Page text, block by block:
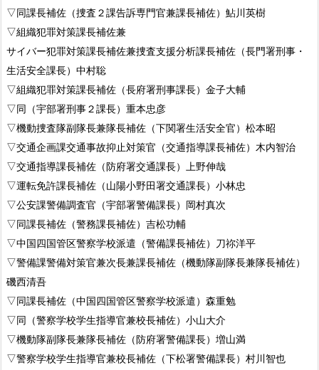
▽同課長補佐（捜査２課告訴専門官兼課長補佐）鮎川英樹
▽組織犯罪対策課長補佐兼
サイバー犯罪対策課長補佐兼捜査支援分析課長補佐（長門署刑事・
生活安全課長）中村聡
▽組織犯罪対策課長補佐（長府署刑事課長）金子大輔
▽同（宇部署刑事２課長）重本忠彦
▽機動捜査隊副隊長兼隊長補佐（下関署生活安全官）松本昭
▽交通企画課交通事故抑止対策官（交通指導課長補佐）木内智治
▽交通指導課長補佐（防府署交通課長）上野伸哉
▽運転免許課長補佐（山陽小野田署交通課長）小林忠
▽公安課警備調査官（宇部署警備課長）岡村真次
▽同課長補佐（警務課長補佐）吉松功輔
▽中国四国管区警察学校派遣（警備課長補佐）刀祢洋平
▽警備課警備対策官兼次長兼課長補佐（機動隊副隊長兼隊長補佐）
磯西清吾
▽同課長補佐（中国四国管区警察学校派遣）森重勉
▽同（警察学校学生指導官兼校長補佐）小山大介
▽機動隊副隊長兼隊長補佐（防府署警備課長）増山満
▽警察学校学生指導官兼校長補佐（下松署警備課長）村川智也